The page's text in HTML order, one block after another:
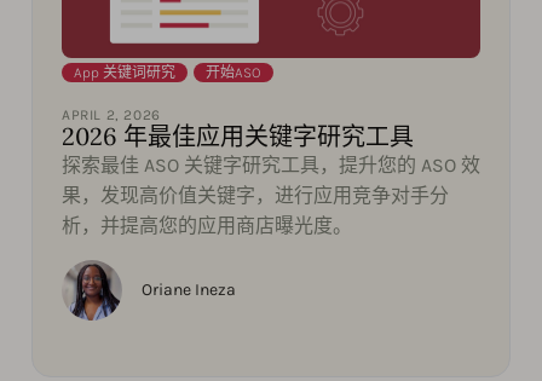
App 关键词研究 开始ASO
APRIL 2, 2026
2026 年最佳应用关键字研究工具
探索最佳 ASO 关键字研究工具，提升您的 ASO 效
果，发现高价值关键字，进行应用竞争对手分
析，并提高您的应用商店曝光度。
Oriane Ineza